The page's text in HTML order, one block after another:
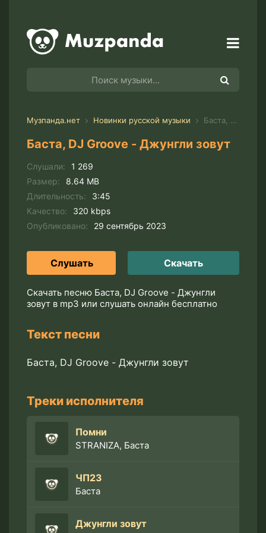
Музпанда.нет Новинки русской музыки Баста, DJ Groove - Джунгли зовут
Баста, DJ Groove - Джунгли зовут
Слушали:
1 269
Размер:
8.64 MB
Длительность:
3:45
Качество:
320 kbps
Опубликовано:
29 сентябрь 2023
Слушать Скачать
Скачать песню Баста, DJ Groove - Джунгли
зовут в mp3 или слушать онлайн бесплатно
Текст песни
Баста, DJ Groove - Джунгли зовут
Треки исполнителя
Помни
STRANIZA, Баста
ЧП23
Баста
Джунгли зовут